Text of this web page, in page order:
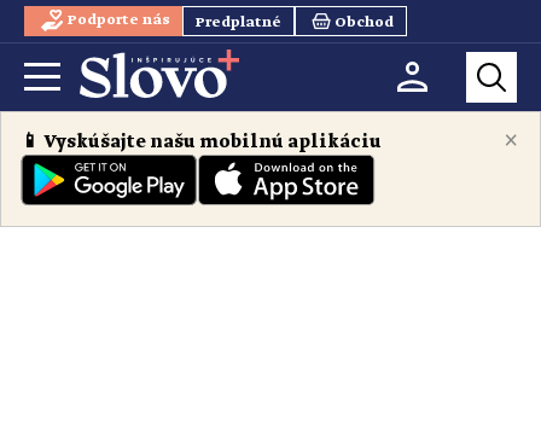
Podporte nás Predplatné Obchod
×
📱 Vyskúšajte našu mobilnú aplikáciu